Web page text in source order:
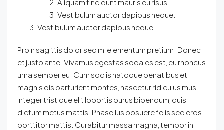
Aliquam tincidunt mauris eu risus.
Vestibulum auctor dapibus neque.
Vestibulum auctor dapibus neque.
Proin sagittis dolor sed mi elementum pretium. Donec
et justo ante. Vivamus egestas sodales est, eu rhoncus
urna semper eu. Cum sociis natoque penatibus et
magnis dis parturient montes, nascetur ridiculus mus.
Integer tristique elit lobortis purus bibendum, quis
dictum metus mattis. Phasellus posuere felis sed eros
porttitor mattis. Curabitur massa magna, tempor in